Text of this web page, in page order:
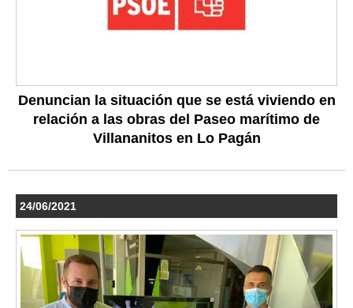
Denuncian la situación que se está viviendo en
relación a las obras del Paseo marítimo de
Villananitos en Lo Pagán
24/06/2021